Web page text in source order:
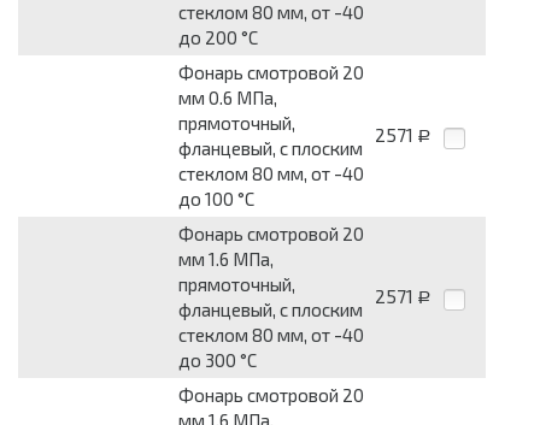
стеклом 80 мм, от -40
до 200 °С
Фонарь смотровой 20
мм 0.6 МПа,
прямоточный,
фланцевый, с плоским
стеклом 80 мм, от -40
до 100 °С
2571 Р
Фонарь смотровой 20
мм 1.6 МПа,
прямоточный,
фланцевый, с плоским
стеклом 80 мм, от -40
до 300 °С
2571 Р
Фонарь смотровой 20
мм 1.6 МПа,